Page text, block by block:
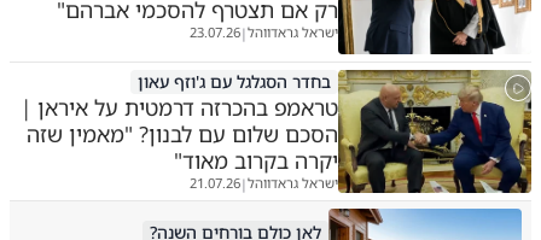
רק אם תצטרף להסכמי אברהם"
ישראל גראדווהל|
23.07.26
בחדר הסגלגל עם ג'וזף עאון
טראמפ בהכרזה דרמטית על איראן |
הסכם שלום עם לבנון? "מאמין שזה
יקרה בקרוב מאוד"
ישראל גראדווהל|
21.07.26
לאן כולם בורחים השנה?